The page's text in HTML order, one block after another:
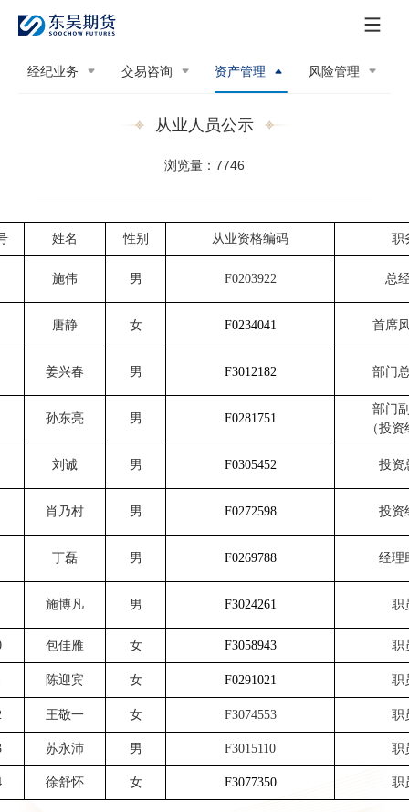
经纪业务 交易咨询 资产管理 风险管理
从业人员公示
浏览量：7746
姓名 性别 从业资格编码 职
施伟 男 F0203922 总
唐静 女 F0234041 首席
姜兴春 男 F3012182 部门
孙东亮 男 F0281751
部门
（投
刘诚 男 F0305452 投资
肖乃村 男 F0272598 投资
丁磊 男 F0269788 经理
施博凡 男 F3024261 职
包佳雁 女 F3058943 职
陈迎宾 女 F0291021 职
王敬一 女 F3074553 职
苏永沛 男 F3015110 职
徐舒怀 女 F3077350 职